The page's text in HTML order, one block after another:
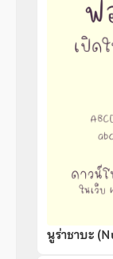
นูร่าชาบะ